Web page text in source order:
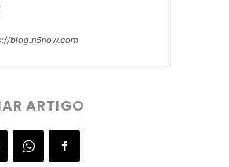
blog.n5now.com
ARTIGO